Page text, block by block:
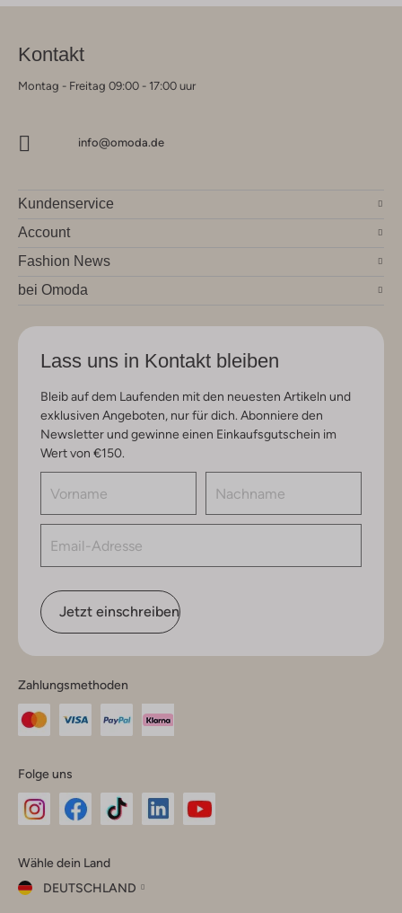
Kontakt
Montag - Freitag 09:00 - 17:00 uur
info@omoda.de
Kundenservice
Account
Fashion News
bei Omoda
Lass uns in Kontakt bleiben
Bleib auf dem Laufenden mit den neuesten Artikeln und
exklusiven Angeboten, nur für dich. Abonniere den
Newsletter und gewinne einen Einkaufsgutschein im
Wert von €150.
Jetzt einschreiben
Zahlungsmethoden
Folge uns
Instagram
Facebook
TikTok
Wähle dein Land
DEUTSCHLAND